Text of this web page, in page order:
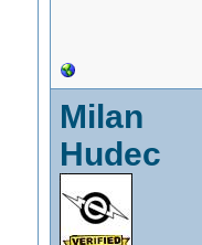
Milan
Hudec